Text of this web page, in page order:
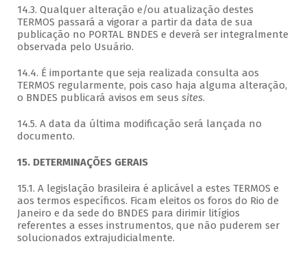
14.3. Qualquer alteração e/ou atualização destes
TERMOS passará a vigorar a partir da data de sua
publicação no PORTAL BNDES e deverá ser integralmente
observada pelo Usuário.
14.4. É importante que seja realizada consulta aos
TERMOS regularmente, pois caso haja alguma alteração,
o BNDES publicará avisos em seus sites.
14.5. A data da última modificação será lançada no
documento.
15. DETERMINAÇÕES GERAIS
15.1. A legislação brasileira é aplicável a estes TERMOS e
aos termos específicos. Ficam eleitos os foros do Rio de
Janeiro e da sede do BNDES para dirimir litígios
referentes a esses instrumentos, que não puderem ser
solucionados extrajudicialmente.